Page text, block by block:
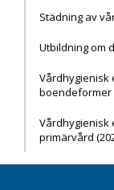
Städning av
Utbildning om
Vårdhygienisk
boendeformer
Vårdhygienisk
primärvård